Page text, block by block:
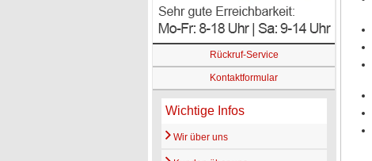
Rückruf-Service
Kontaktformular
Wichtige Infos
Wir über uns